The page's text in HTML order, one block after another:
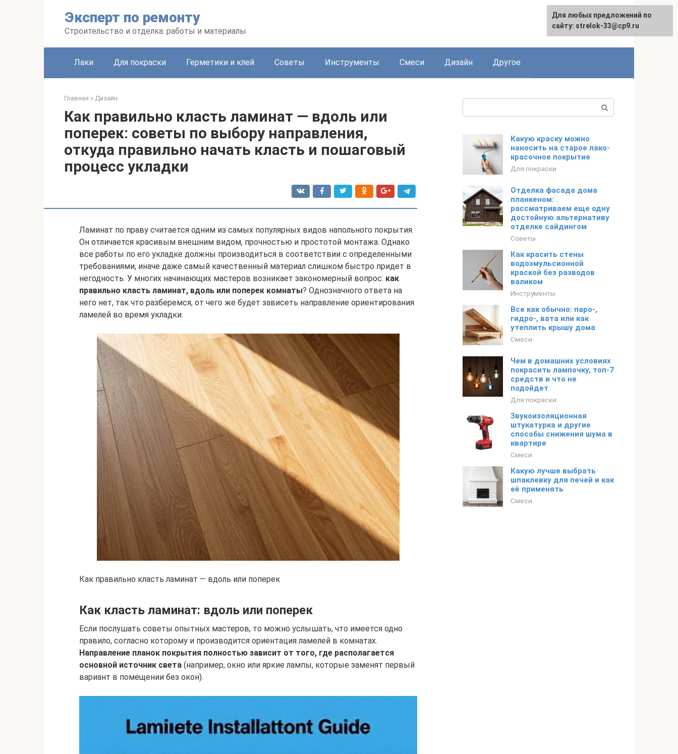
Эксперт по ремонту
Строительство и отделка: работы и материалы
Лаки Для покраски Герметики и клей Советы Инструменты Смеси Дизайн Другое
Главная » Дизайн
Как правильно класть ламинат — вдоль или
поперек: советы по выбору направления,
откуда правильно начать класть и пошаговый
процесс укладки
Ламинат по праву считается одним из самых популярных видов напольного покрытия.
Он отличается красивым внешним видом, прочностью и простотой монтажа. Однако
все работы по его укладке должны производиться в соответствии с определенными
требованиями, иначе даже самый качественный материал слишком быстро придет в
негодность. У многих начинающих мастеров возникает закономерный вопрос: как
правильно класть ламинат, вдоль или поперек комнаты? Однозначного ответа на
него нет, так что разберемся, от чего же будет зависеть направление ориентирования
ламелей во время укладки.
Как правильно класть ламинат — вдоль или поперек
Как класть ламинат: вдоль или поперек
Если послушать советы опытных мастеров, то можно услышать, что имеется одно
правило, согласно которому и производится ориентация ламелей в комнатах.
Направление планок покрытия полностью зависит от того, где располагается
основной источник света (например, окно или яркие лампы, которые заменят первый
вариант в помещении без окон).
Какую краску можно
наносить на старое лако-
красочное покрытие
Для покраски
Отделка фасада дома
планкеном:
рассматриваем еще одну
достойную альтернативу
отделке сайдингом
Советы
Как красить стены
водоэмульсионной
краской без разводов
валиком
Инструменты
Все как обычно: паро-,
гидро-, вата или как
утеплить крышу дома
Смеси
Чем в домашних условиях
покрасить лампочку, топ-7
средств и что не
подойдет
Для покраски
Звукоизоляционная
штукатурка и другие
способы снижения шума в
квартире
Смеси
Какую лучше выбрать
шпаклевку для печей и как
её применять
Смеси
Для любых предложений по
сайту: strelok-33@cp9.ru
Для любых предложений по
сайту: strelok-33@cp9.ru